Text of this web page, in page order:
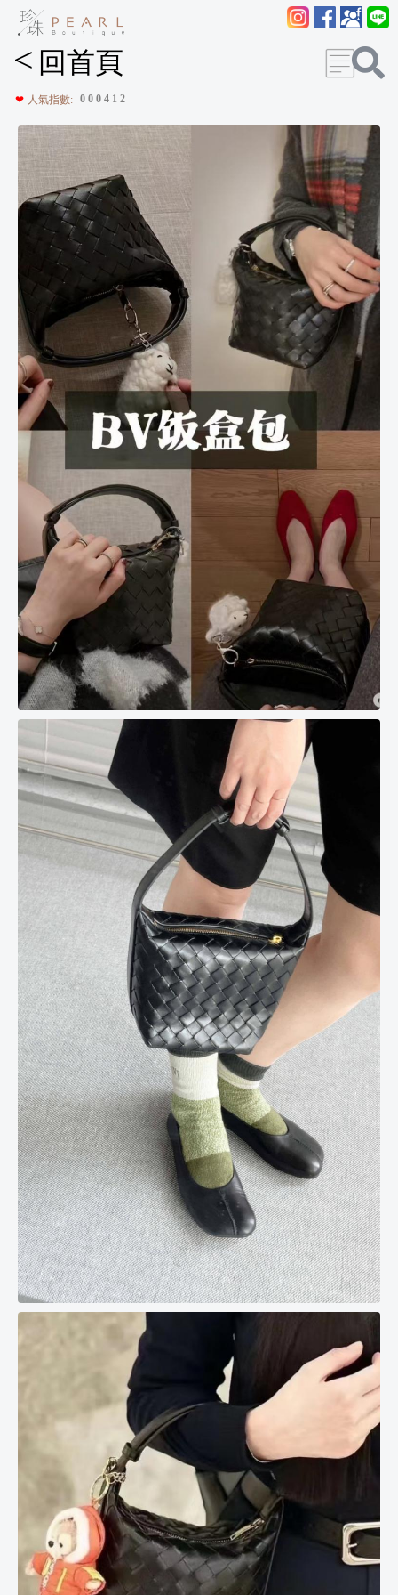
< 回首頁
❤ 人氣指數: 0 0 0 4 1 2